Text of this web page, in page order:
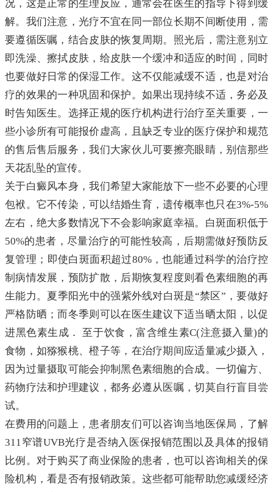
况，这是正常的生理反应，通常会在医生的指导下得到缓
解。我们注意，光疗不宜在同一部位长期不间断使用，需
要遵循医嘱，结合皮肤的恢复周期。照光后，需注意别立
即洗澡、擦拭皮肤，给皮肤一个缓冲和适应的时间，同时
也要做好日常的保湿工作。这不仅能减缓不适，也是对治
疗的效果的一种巩固和保护。如果出现持续不适，务必及
时告知医生。选择正规的医疗机构进行治疗至关重要，一
些小诊所有可能报价虚高，且缺乏专业的医疗保护和规范
的售后售后服务，我们大家伙儿可要擦亮眼睛，别信那些
天花乱坠的宣传。
关于白癜风本身，我们希望大家能放下一些不必要的心理
包袱。它不传染，可以结婚生育，遗传概率也只在3%-5%
左右，绝大多数情况下不会影响家庭幸福。白斑面积低于
50%的患者，尽量治疗的可能性较高，后期需做好预防反
复管理；即使白斑面积超过80%，也能通过科学的治疗控
制病情发展，预防扩散，后期恢复程度则看色素细胞的再
生能力。夏季阳光中的强紫外线对白斑是“禁区”，要做好
严格防晒；而冬季则可以在医生建议下适当晒太阳，以促
进黑色素生成． 至于饮食，富含维生素C(注意摄入量)的
食物，如猕猴桃、橙子等，在治疗期间应适量减少摄入，
因为过量摄取可能会抑制黑色素细胞的合成。一切偏方、
药物疗法和护理建议，都务必遵从医嘱，切莫自行盲目尝
试。
在费用的问题上，患者朋友们可以咨询当地医保局，了解
311窄谱UVB光疗是否纳入医保报销范围以及具体的报销
比例。对于购买了商业保险的患者，也可以咨询相关的保
险机构，看是否有报销政策。这些都可能帮助您减缓经济